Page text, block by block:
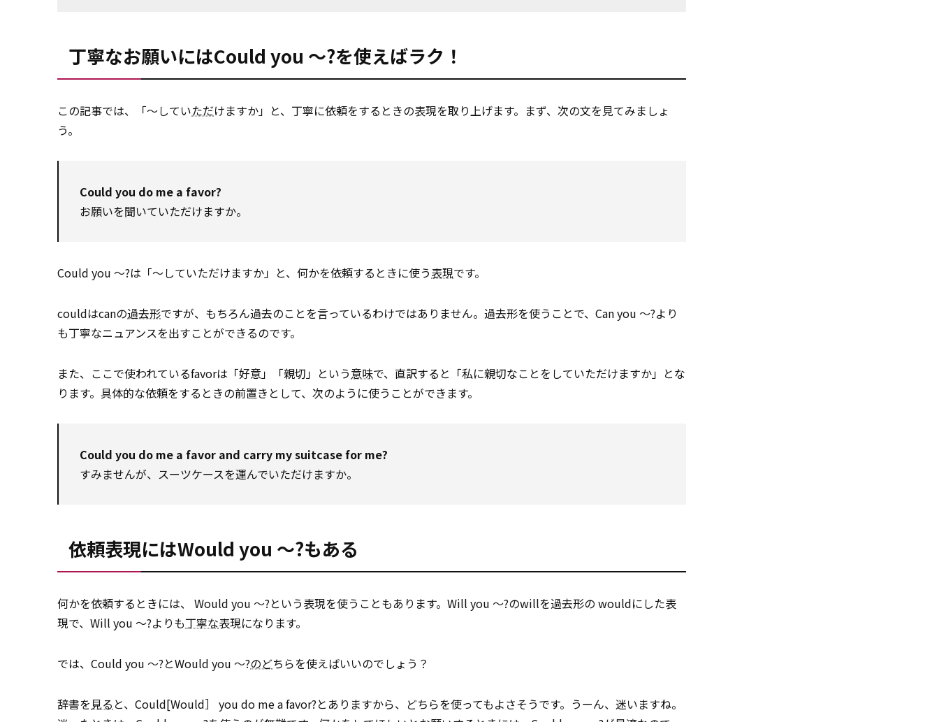
丁寧なお願いにはCould you ～?を使えばラク！
この記事では、「～していただけますか」と、丁寧に依頼をするときの表現を取り上げます。まず、次の文を見てみましょ
う。
Could you do me a favor?
お願いを聞いていただけますか。
Could you ～?は「～していただけますか」と、何かを依頼するときに使う表現です。
couldはcanの過去形ですが、もちろん過去のことを言っているわけではありません。過去形を使うことで、Can you ～?より
も丁寧なニュアンスを出すことができるのです。
また、ここで使われているfavorは「好意」「親切」という意味で、直訳すると「私に親切なことをしていただけますか」とな
ります。具体的な依頼をするときの前置きとして、次のように使うことができます。
Could you do me a favor and carry my suitcase for me?
すみませんが、スーツケースを運んでいただけますか。
依頼表現にはWould you ～?もある
何かを依頼するときには、 Would you ～?という表現を使うこともあります。Will you ～?のwillを過去形の wouldにした表
現で、Will you ～?よりも丁寧な表現になります。
では、Could you ～?とWould you ～?のどちらを使えばいいのでしょう？
辞書を見る と、Could[Would］ you do me a favor?とありますから、どちらを使ってもよさそうです。うーん、迷いますね。